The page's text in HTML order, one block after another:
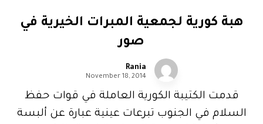
هبة كورية لجمعية المبرات الخيرية في
صور
Rania
November 18, 2014
قدمت الكتيبة الكورية العاملة في قوات حفظ
السلام في الجنوب تبرعات عينية عبارة عن ألبسة